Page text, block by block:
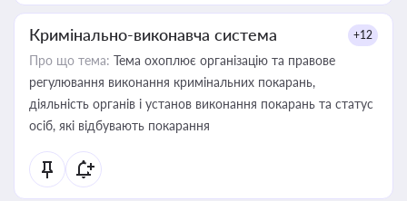
Кримінально-виконавча система +12
Про що тема: Тема охоплює організацію та правове
регулювання виконання кримінальних покарань,
діяльність органів і установ виконання покарань та статус
осіб, які відбувають покарання